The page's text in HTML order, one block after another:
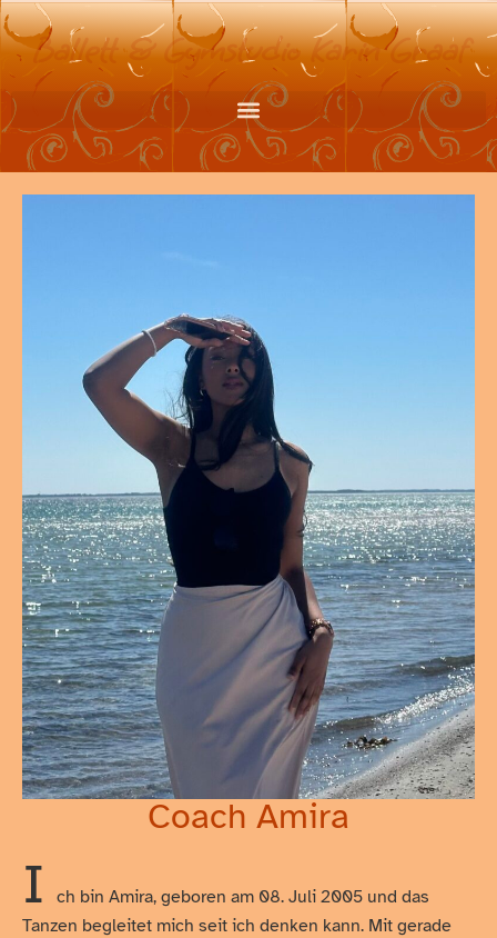
Ballett & Gymstudio Karin Graaf
Coach Amira
I
ch bin Amira, geboren am 08. Juli 2005 und das
Tanzen begleitet mich seit ich denken kann. Mit gerade